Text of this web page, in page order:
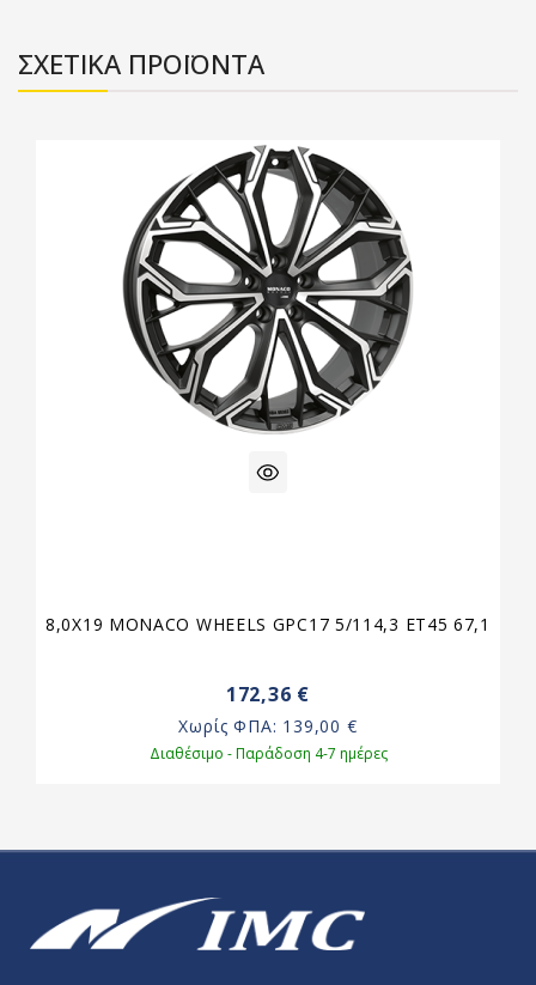
ΣΧΕΤΙΚΑ ΠΡΟΪΟΝΤΑ
8,0X19 MONACO WHEELS GPC17 5/114,3 ET45 67,1
172,36 €
Χωρίς ΦΠΑ: 139,00 €
Διαθέσιμο - Παράδοση 4-7 ημέρες